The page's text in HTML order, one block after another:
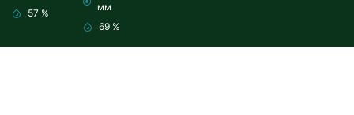
57 %
мм
69 %